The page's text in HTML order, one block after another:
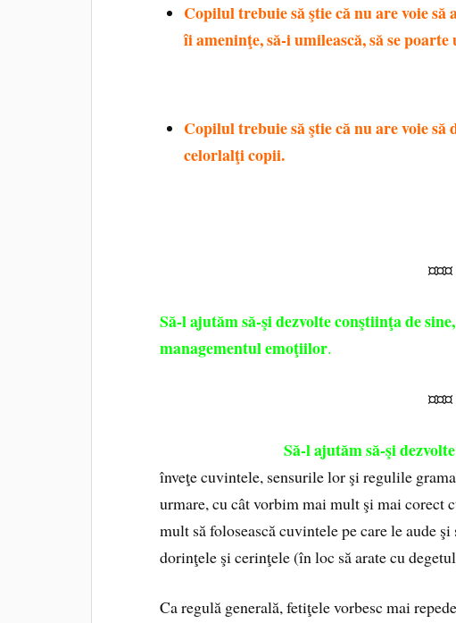
Copilul trebuie să ştie că nu are voie să
îi ameninţe, să-i umilească, să se
Copilul trebuie să ştie că nu are voie
celorlalţi copii.
¤¤¤
Să-l ajutăm să-şi dezvolte conştiinţa de
managementul emoţiilor.
¤¤¤
Să-l ajutăm să-şi
înveţe cuvintele, sensurile lor şi regulile
urmare, cu cât vorbim mai mult şi mai corect
mult să folosească cuvintele pe care le aude
dorinţele şi cerinţele (în loc să arate cu
Ca regulă generală, fetiţele vorbesc mai